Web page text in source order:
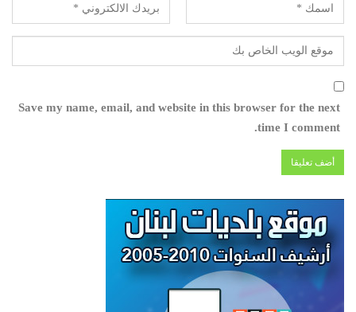
Save my name, email, and website in this browser for the next
time I comment.